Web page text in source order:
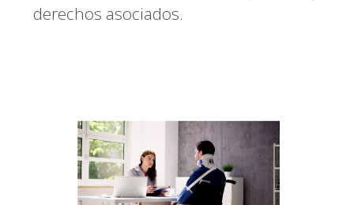
derechos asociados.